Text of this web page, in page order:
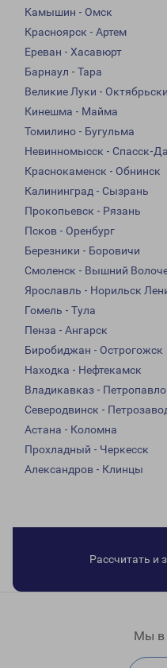
Камышин - Омск
Красноярск - Артем
Ереван - Хасавюрт
Барнаул - Тара
Великие Луки -
Кинешма - Майма
Томилино - Бугульма
Невинномысск - Спасск-
Краснокаменск - Обнинск
Калининград - Сызрань
Прокопьевск - Рязань
Псков - Оренбург
Березники - Боровичи
Смоленск - Вышний
Ярославль - Норильск
Гомель - Тула
Пенза - Ангарск
Биробиджан - Острогожск
Находка - Нефтекамск
Владикавказ -
Северодвинск -
Астана - Коломна
Прохладный - Черкесск
Александров - Клинцы
Рассчитать и
Мы в